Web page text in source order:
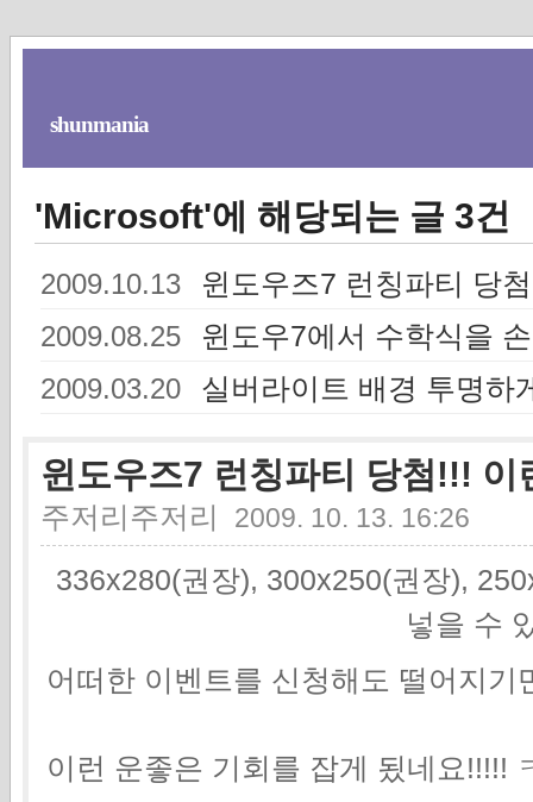
shunmania
'Microsoft'에 해당되는 글 3건
2009.10.13 윈도우즈7 런칭파티 당
2009.08.25 윈도우7에서 수학식을
2009.03.20 실버라이트 배경 투명하
윈도우즈7 런칭파티 당첨!!! 이
주저리주저리 2009. 10. 13. 16:26
336x280(권장), 300x250(권장),
넣을 수
어떠한 이벤트를 신청해도 떨어지기
이런 운좋은 기회를 잡게 됬네요!!!!!